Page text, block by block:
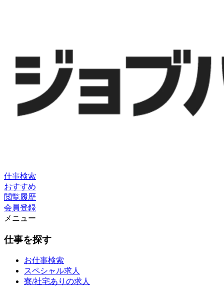
仕事検索
おすすめ
閲覧履歴
会員登録
メニュー
仕事を探す
お仕事検索
スペシャル求人
寮/社宅ありの求人